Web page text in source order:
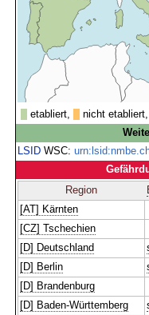
etabliert, nicht etabliert,
LSID WSC:
Region
[AT] Kärnten
[CZ] Tschechien
[D] Deutschland
[D] Berlin
[D] Brandenburg
[D] Baden-Württemberg